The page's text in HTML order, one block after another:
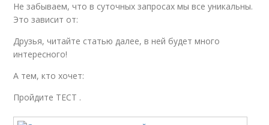
Не забываем, что в суточных запросах мы все уникальны.
Это зависит от:
Друзья, читайте статью далее, в ней будет много
интересного!
А тем, кто хочет:
Пройдите ТЕСТ .